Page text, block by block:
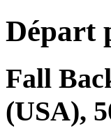
Départ
Fall
(USA),